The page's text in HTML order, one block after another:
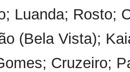
Luanda; Rosto;
(Bela Vista);
Cruzeiro;